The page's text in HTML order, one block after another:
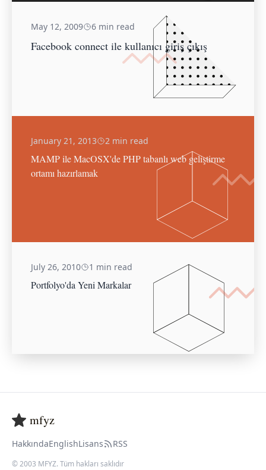
May 12, 2009 6 min read
Facebook connect ile kullanıcı giriş çıkış
January 21, 2013 2 min read
MAMP ile MacOSX'de PHP tabanlı web geliştirme
ortamı hazırlamak
July 26, 2010 1 min read
Portfolyo'da Yeni Markalar
mfyz
HakkındaEnglishLisans RSS
© 2003 MFYZ. Tüm hakları saklıdır